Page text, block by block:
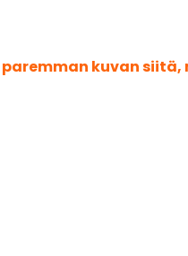
paremman kuvan